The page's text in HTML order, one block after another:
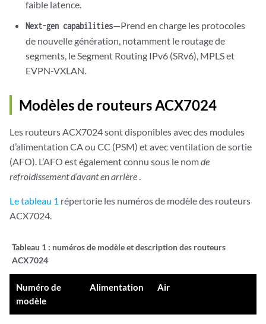
faible latence.
Next-gen capabilities—Prend en charge les protocoles
de nouvelle génération, notamment le routage de
segments, le Segment Routing IPv6 (SRv6), MPLS et
EVPN-VXLAN.
Modèles de routeurs ACX7024
Les routeurs ACX7024 sont disponibles avec des modules
d’alimentation CA ou CC (PSM) et avec ventilation de sortie
(AFO). L’AFO est également connu sous le nomde
refroidissement d’avant en arrière .
Le tableau 1 répertorie les numéros de modèle des routeurs
ACX7024.
Tableau 1 : numéros de modèle et description des routeurs
ACX7024
Numéro de
modèle
Alimentation Air